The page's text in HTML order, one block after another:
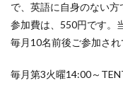
で、英語に自身のない方
参加費は、550円です。
毎月10名前後ご参加され
毎月第3火曜14:00～